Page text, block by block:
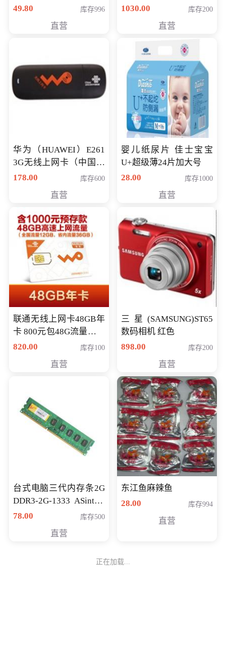
销千件/
49.80 库存996
直营
1030.00
库存200
直营
华为（HUAWEI）E261
3G无线上网卡（中国联
通）
178.00 库存600
直营
婴儿纸尿片 佳士宝宝
U+超级薄24片加大号
28.00
库存1000
直营
联通无线上网卡48GB年
卡 800元包48G流量，其
中全国流量12G，省内
820.00 库存100
直营
三星(SAMSUNG)ST65
数码相机 红色
898.00
库存200
直营
台式电脑三代内存条2G
DDR3-2G-1333 ASint昱
联品牌
78.00 库存500
直营
东江鱼麻辣鱼
28.00
库存994
直营
正在加载...